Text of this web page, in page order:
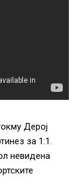
Дерој
за 1:1.
невидена